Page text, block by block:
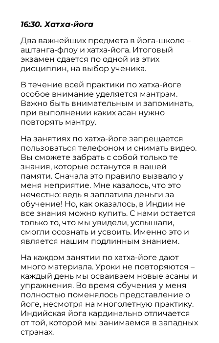
16:30. Хатха-йога
Два важнейших предмета в йога-школе –
аштанга-флоу и хатха-йога. Итоговый
экзамен сдается по одной из этих
дисциплин, на выбор ученика.
В течение всей практики по хатха-йоге
особое внимание уделяется мантрам.
Важно быть внимательным и запоминать,
при выполнении каких асан нужно
повторять мантру.
На занятиях по хатха-йоге запрещается
пользоваться телефоном и снимать видео.
Вы сможете забрать с собой только те
знания, которые останутся в вашей
памяти. Сначала это правило вызвало у
меня неприятие. Мне казалось, что это
нечестно: ведь я заплатила деньги за
обучение! Но, как оказалось, в Индии не
все знания можно купить. С нами остается
только то, что мы увидели, услышали,
смогли осознать и усвоить. Именно это и
является нашим подлинным знанием.
На каждом занятии по хатха-йоге дают
много материала. Уроки не повторяются –
каждый день мы осваиваем новые асаны и
упражнения. Во время обучения у меня
полностью поменялось представление о
йоге, несмотря на многолетную практику.
Индийская йога кардинально отличается
от той, которой мы занимаемся в западных
странах.